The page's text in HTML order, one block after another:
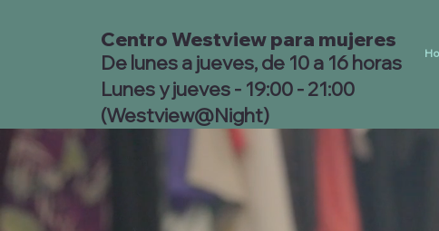
Centro Westview para mujeres
De lunes a jueves, de 10 a 16 horas
Lunes y jueves - 19:00 - 21:00
(Westview@Night)